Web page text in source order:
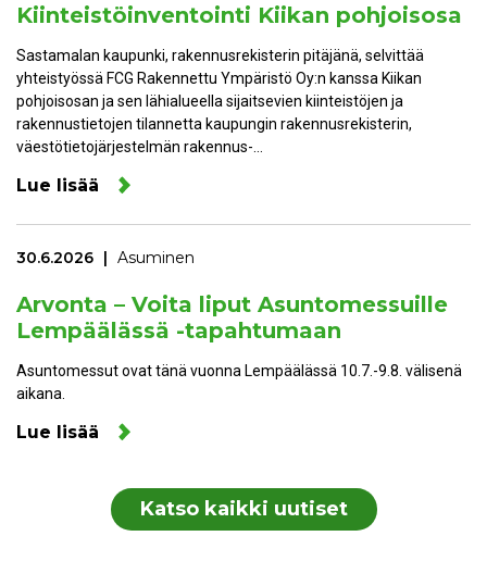
Kiinteistöinventointi Kiikan pohjoisosa
Sastamalan kaupunki, rakennusrekisterin pitäjänä, selvittää
yhteistyössä FCG Rakennettu Ympäristö Oy:n kanssa Kiikan
pohjoisosan ja sen lähialueella sijaitsevien kiinteistöjen ja
rakennustietojen tilannetta kaupungin rakennusrekisterin,
väestötietojärjestelmän rakennus-…
Lue lisää
30.6.2026 Asuminen
Arvonta – Voita liput Asuntomessuille
Lempäälässä -tapahtumaan
Asuntomessut ovat tänä vuonna Lempäälässä 10.7.-9.8. välisenä
aikana.
Lue lisää
Katso kaikki uutiset